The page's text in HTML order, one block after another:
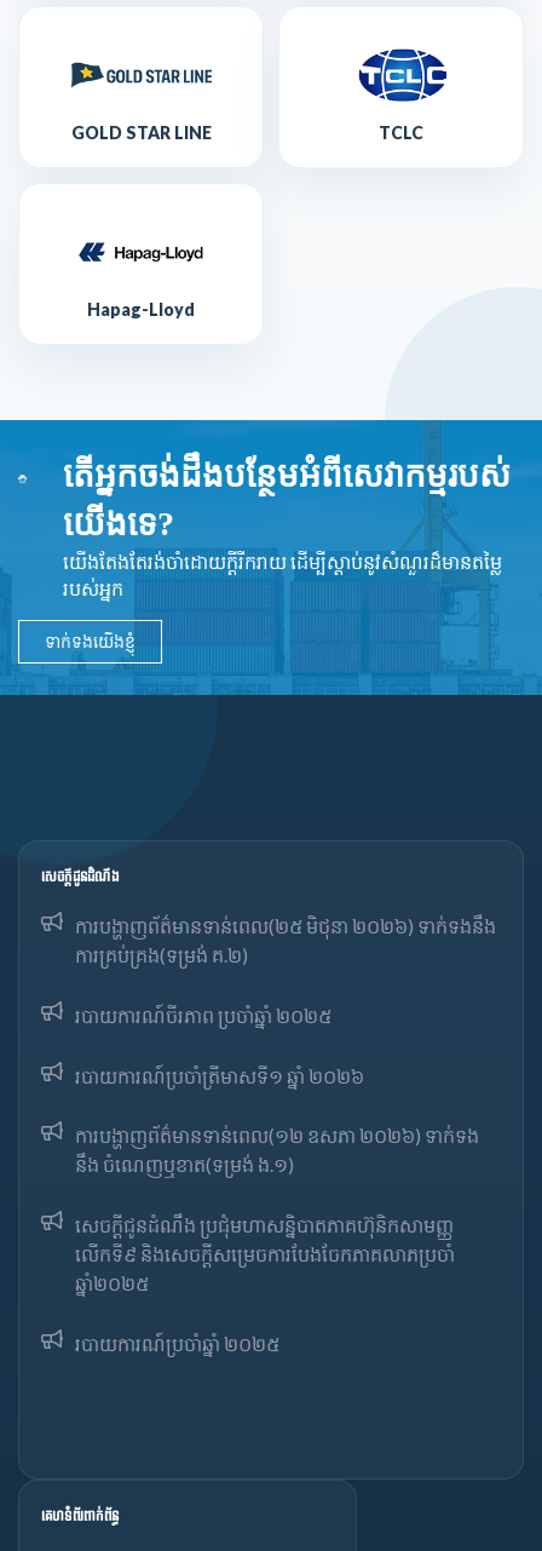
GOLD STAR LINE TCLC
Hapag-Lloyd
តើអ្នកចង់ដឹងបន្ថែមអំពីសេវាកម្មរបស់
យើងទេ?
យើងតែងតែរង់ចាំដោយក្ដីរីករាយ ដើម្បីស្តាប់នូវ​សំណួរដ៏​មានតម្លៃ
របស់អ្នក
ទាក់ទងយើងខ្ញុំ
សេចក្ដីជូនដំណឹង
ការបង្ហាញព័ត៌មានទាន់ពេល(២៥ មិថុនា ២០២៦) ទាក់ទងនឹង
ការគ្រប់គ្រង(ទម្រង់ គ.២)
របាយការណ៍ចីរភាព ប្រចាំឆ្នាំ ២០២៥
របាយការណ៍​​ប្រចាំ​ត្រីមាសទី១ ឆ្នាំ ២០២៦
ការបង្ហាញព័ត៌មានទាន់ពេល(១២ ឧសភា ២០២៦) ទាក់ទង
នឹង ចំណេញឬខាត(ទម្រង់ ង.១)
សេចក្តីជូនដំណឹង ប្រជុំមហាសន្និបាតភាគហ៊ុនិកសាមញ្ញ
លើកទី៩ និងសេចក្តីសម្រេចការបែងចែកភាគលាភប្រចាំ
ឆ្នាំ២០២៥​
របាយការណ៍​​ប្រចាំ​ឆ្នាំ ២០២៥
គេហទំព័រពាក់ព័ន្ធ